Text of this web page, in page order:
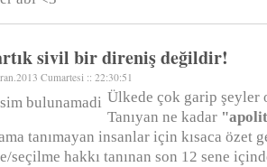
sivil bir direniş değildir!
Cumartesi :: 22:30:51
Ülkede çok garip şeyler
Tanıyan ne kadar
tanımayan insanlar için kısaca özet
seçilme hakkı tanınan son 12 sene